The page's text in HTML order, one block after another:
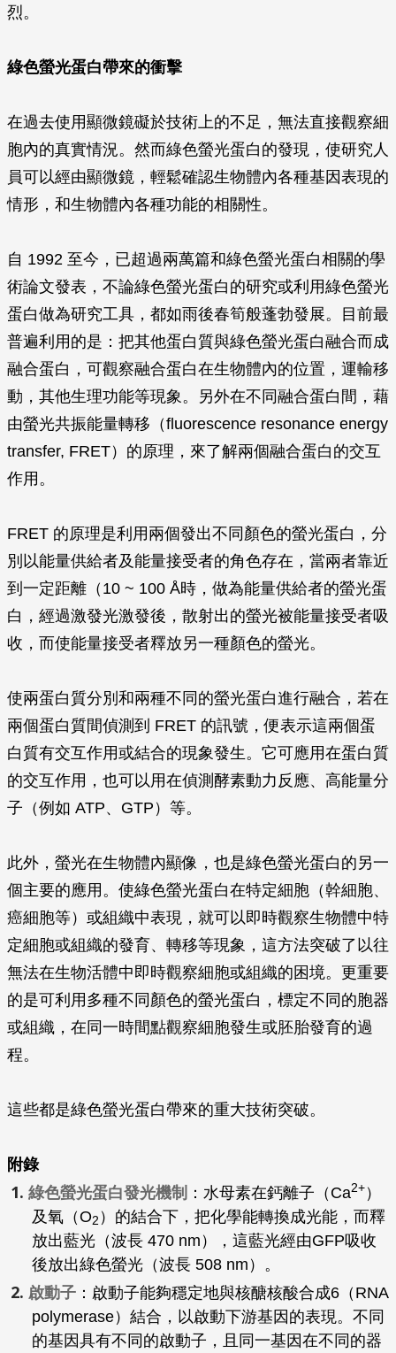
烈。
綠色螢光蛋白帶來的衝擊
在過去使用顯微鏡礙於技術上的不足，無法直接觀察細
胞內的真實情況。然而綠色螢光蛋白的發現，使研究人
員可以經由顯微鏡，輕鬆確認生物體內各種基因表現的
情形，和生物體內各種功能的相關性。
自 1992 至今，已超過兩萬篇和綠色螢光蛋白相關的學
術論文發表，不論綠色螢光蛋白的研究或利用綠色螢光
蛋白做為研究工具，都如雨後春筍般蓬勃發展。目前最
普遍利用的是：把其他蛋白質與綠色螢光蛋白融合而成
融合蛋白，可觀察融合蛋白在生物體內的位置，運輸移
動，其他生理功能等現象。另外在不同融合蛋白間，藉
由螢光共振能量轉移（fluorescence resonance energy
transfer, FRET）的原理，來了解兩個融合蛋白的交互
作用。
FRET 的原理是利用兩個發出不同顏色的螢光蛋白，分
別以能量供給者及能量接受者的角色存在，當兩者靠近
到一定距離（10 ~ 100 Å時，做為能量供給者的螢光蛋
白，經過激發光激發後，散射出的螢光被能量接受者吸
收，而使能量接受者釋放另一種顏色的螢光。
使兩蛋白質分別和兩種不同的螢光蛋白進行融合，若在
兩個蛋白質間偵測到 FRET 的訊號，便表示這兩個蛋
白質有交互作用或結合的現象發生。它可應用在蛋白質
的交互作用，也可以用在偵測酵素動力反應、高能量分
子（例如 ATP、GTP）等。
此外，螢光在生物體內顯像，也是綠色螢光蛋白的另一
個主要的應用。使綠色螢光蛋白在特定細胞（幹細胞、
癌細胞等）或組織中表現，就可以即時觀察生物體中特
定細胞或組織的發育、轉移等現象，這方法突破了以往
無法在生物活體中即時觀察細胞或組織的困境。更重要
的是可利用多種不同顏色的螢光蛋白，標定不同的胞器
或組織，在同一時間點觀察細胞發生或胚胎發育的過
程。
這些都是綠色螢光蛋白帶來的重大技術突破。
附錄
綠色螢光蛋白發光機制 ：水母素在鈣離子（Ca2+ ）
及氧（O2 ）的結合下，把化學能轉換成光能，而釋
放出藍光（波長 470 nm），這藍光經由GFP吸收
後放出綠色螢光（波長 508 nm）。
啟動子 ：啟動子能夠穩定地與核醣核酸合成6（RNA
polymerase）結合，以啟動下游基因的表現。不同
的基因具有不同的啟動子，且同一基因在不同的器